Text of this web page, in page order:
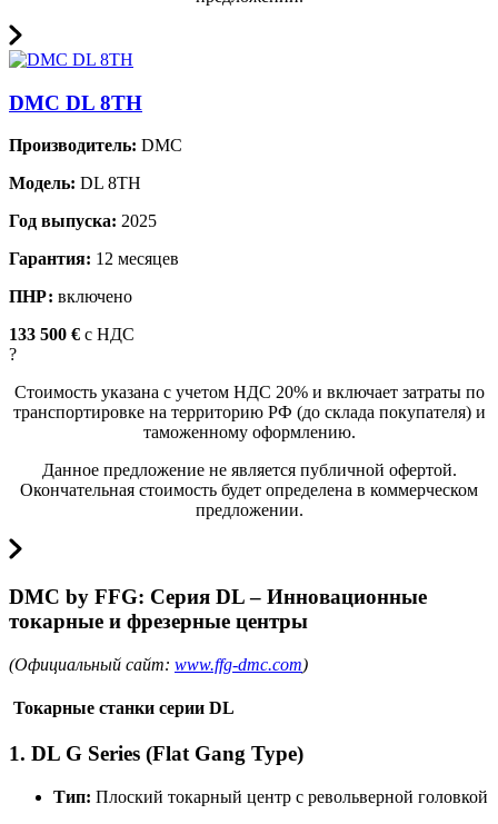
DMC DL 8TH
Производитель: DMC
Модель: DL 8TH
Год выпуска: 2025
Гарантия: 12 месяцев
ПНР: включено
133 500 € c НДС
?
Стоимость указана с учетом НДС 20% и включает затраты по
транспортировке на территорию РФ (до склада покупателя) и
таможенному оформлению.
Данное предложение не является публичной офертой.
Окончательная стоимость будет определена в коммерческом
предложении.
DMC by FFG: Серия DL – Инновационные
токарные и фрезерные центры
(Официальный сайт: www.ffg-dmc.com)
Токарные станки серии DL
1. DL G Series (Flat Gang Type)
Тип: Плоский токарный центр с револьверной головкой